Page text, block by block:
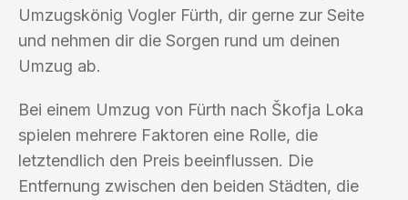
Umzugskönig Vogler Fürth, dir gerne zur Seite
und nehmen dir die Sorgen rund um deinen
Umzug ab.
Bei einem Umzug von Fürth nach Škofja Loka
spielen mehrere Faktoren eine Rolle, die
letztendlich den Preis beeinflussen. Die
Entfernung zwischen den beiden Städten, die